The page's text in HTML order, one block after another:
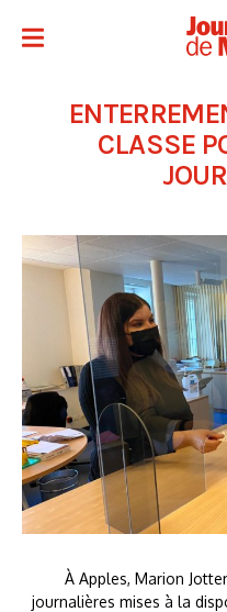
CLASSE
À Apples, Marion
journalières mises à la